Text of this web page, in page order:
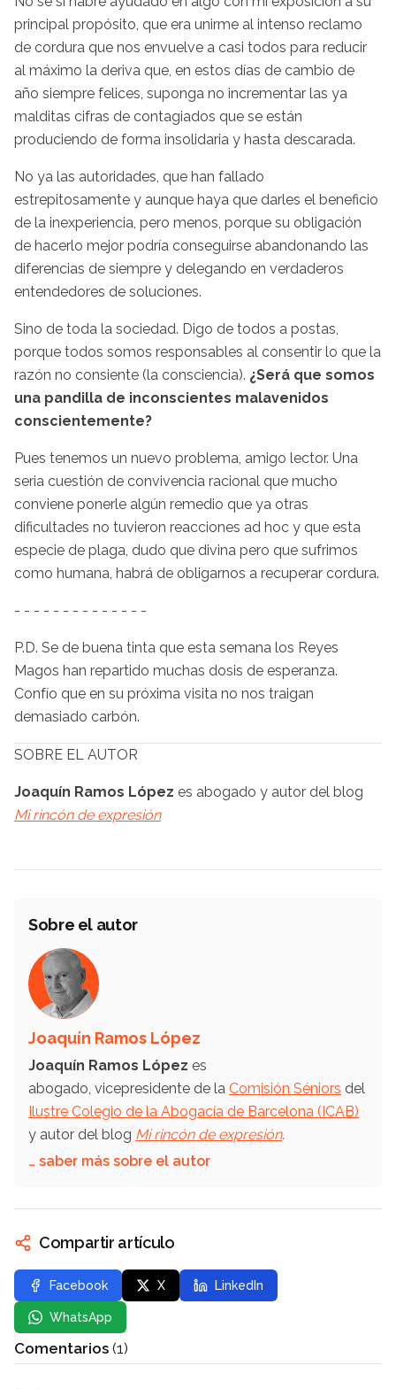
principal propósito, que era unirme al intenso reclamo
de cordura que nos envuelve a casi todos para reducir
al máximo la deriva que, en estos días de cambio de
año siempre felices, suponga no incrementar las ya
malditas cifras de contagiados que se están
produciendo de forma insolidaria y hasta descarada.
No ya las autoridades, que han fallado
estrepitosamente y aunque haya que darles el beneficio
de la inexperiencia, pero menos, porque su obligación
de hacerlo mejor podría conseguirse abandonando las
diferencias de siempre y delegando en verdaderos
entendedores de soluciones.
Sino de toda la sociedad. Digo de todos a postas,
porque todos somos responsables al consentir lo que la
razón no consiente (la consciencia). ¿Será que somos
una pandilla de inconscientes malavenidos
conscientemente?
Pues tenemos un nuevo problema, amigo lector. Una
seria cuestión de convivencia racional que mucho
conviene ponerle algún remedio que ya otras
dificultades no tuvieron reacciones ad hoc y que esta
especie de plaga, dudo que divina pero que sufrimos
como humana, habrá de obligarnos a recuperar cordura.
- - - - - - - - - - - - - -
P.D. Se de buena tinta que esta semana los Reyes
Magos han repartido muchas dosis de esperanza.
Confío que en su próxima visita no nos traigan
demasiado carbón.
SOBRE EL AUTOR
Joaquín Ramos López es abogado y autor del blog
Mi rincón de expresión
Sobre el autor
Joaquín Ramos López
Joaquín Ramos López es
abogado, vicepresidente de la Comisión Séniors del
Ilustre Colegio de la Abogacía de Barcelona (ICAB)
y autor del blog Mi rincón de expresión.
… saber más sobre el autor
Compartir artículo
Facebook X LinkedIn
WhatsApp
Comentarios (1)